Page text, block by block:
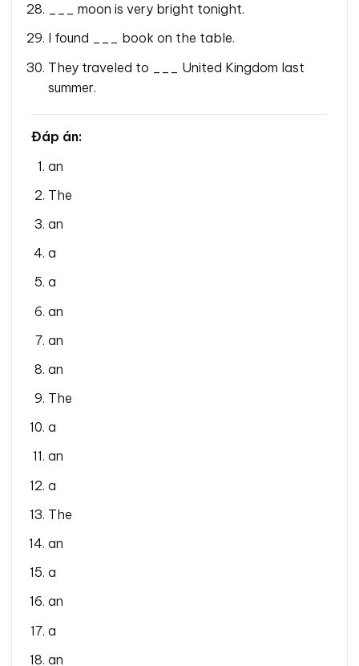
___ moon is very bright tonight.
I found ___ book on the table.
They traveled to ___ United Kingdom last
summer.
Đáp án:
an
The
an
a
a
an
an
an
The
a
an
a
The
an
a
an
a
an